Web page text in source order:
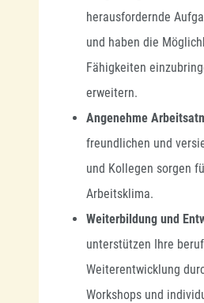
herausfordernde
und haben die
Fähigkeiten
erweitern.
Angenehme
freundlichen und
und Kollegen sorgen
Arbeitsklima.
Weiterbildung und
unterstützen Ihre
Weiterentwicklung
Workshops und